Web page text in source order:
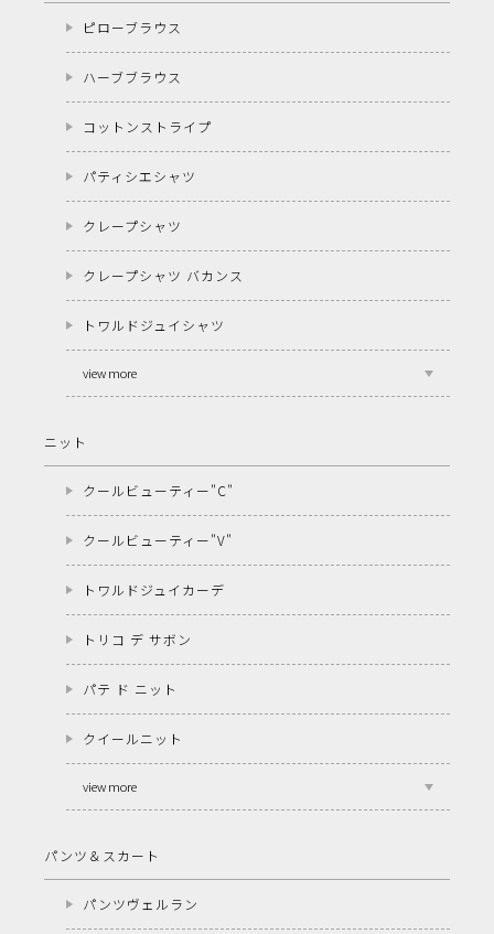
ピローブラウス
ハーブブラウス
コットンストライプ
パティシエシャツ
クレープシャツ
クレープシャツ バカンス
トワルドジュイシャツ
view more
ニット
クールビューティー"C"
クールビューティー"V"
トワルドジュイカーデ
トリコ デ サボン
パテ ド ニット
クイールニット
view more
パンツ＆スカート
パンツヴェルラン